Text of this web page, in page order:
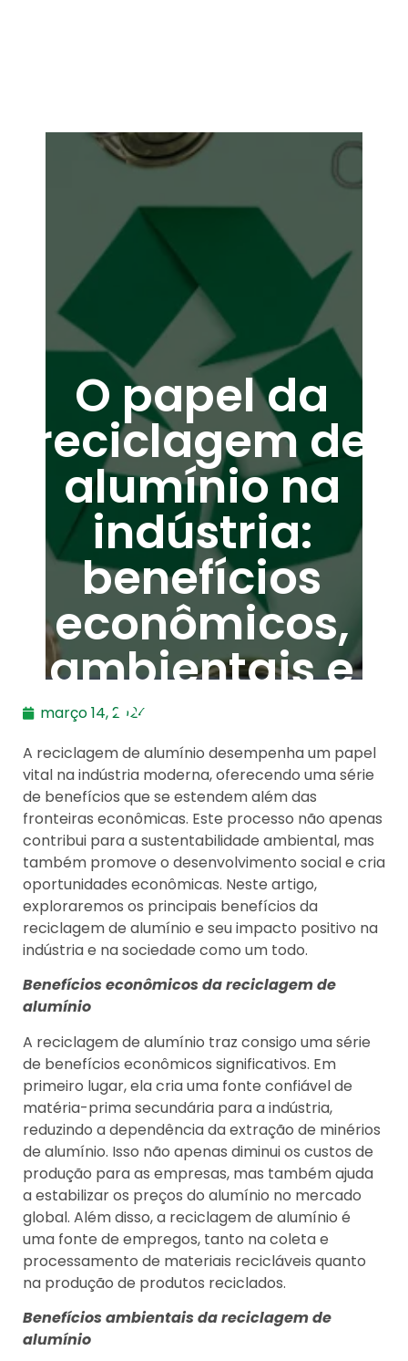
O papel da
reciclagem de
alumínio na
indústria:
benefícios
econômicos,
ambientais e
sociais.
março 14, 2024
A reciclagem de alumínio desempenha um papel
vital na indústria moderna, oferecendo uma série
de benefícios que se estendem além das
fronteiras econômicas. Este processo não apenas
contribui para a sustentabilidade ambiental, mas
também promove o desenvolvimento social e cria
oportunidades econômicas. Neste artigo,
exploraremos os principais benefícios da
reciclagem de alumínio e seu impacto positivo na
indústria e na sociedade como um todo.
Benefícios econômicos da reciclagem de
alumínio
A reciclagem de alumínio traz consigo uma série
de benefícios econômicos significativos. Em
primeiro lugar, ela cria uma fonte confiável de
matéria-prima secundária para a indústria,
reduzindo a dependência da extração de minérios
de alumínio. Isso não apenas diminui os custos de
produção para as empresas, mas também ajuda
a estabilizar os preços do alumínio no mercado
global. Além disso, a reciclagem de alumínio é
uma fonte de empregos, tanto na coleta e
processamento de materiais recicláveis quanto
na produção de produtos reciclados.
Benefícios ambientais da reciclagem de
alumínio